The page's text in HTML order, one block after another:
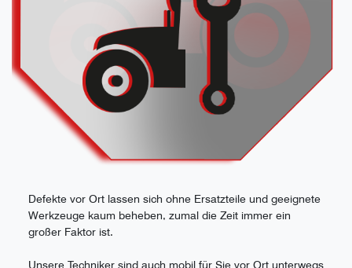
Defekte vor Ort lassen sich ohne Ersatzteile und geeignete
Werkzeuge kaum beheben, zumal die Zeit immer ein
großer Faktor ist.
Unsere Techniker sind auch mobil für Sie vor Ort unterwegs